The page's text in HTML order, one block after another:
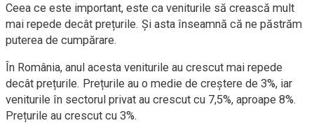
Ceea ce este important, este ca veniturile să crească mult
mai repede decât prețurile. Și asta înseamnă că ne păstrăm
puterea de cumpărare.
În România, anul acesta veniturile au crescut mai repede
decât prețurile. Prețurile au o medie de creștere de 3%, iar
veniturile în sectorul privat au crescut cu 7,5%, aproape 8%.
Prețurile au crescut cu 3%.